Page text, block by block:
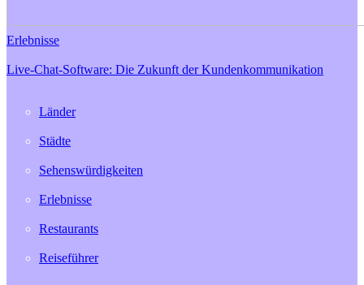
Erlebnisse
Live-Chat-Software: Die Zukunft der Kundenkommunikation
Länder
Städte
Sehenswürdigkeiten
Erlebnisse
Restaurants
Reiseführer